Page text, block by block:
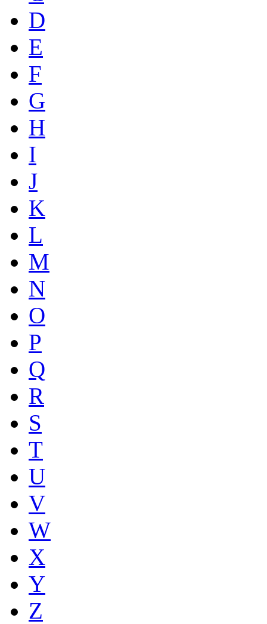
D
E
F
G
H
I
J
K
L
M
N
O
P
Q
R
S
T
U
V
W
X
Y
Z